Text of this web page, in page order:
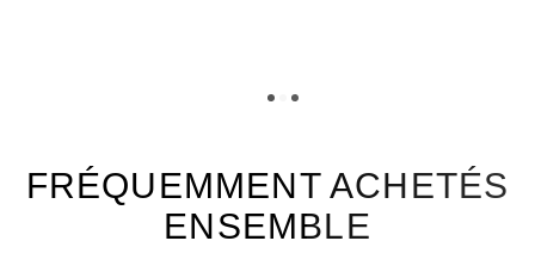
FRÉQUEMMENT ACHETÉS
ENSEMBLE